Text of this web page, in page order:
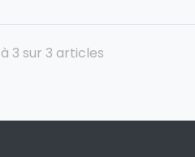
3 sur 3 articles